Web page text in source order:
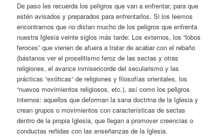
De paso les recuerda los peligros que van a enfrentar, para que
estén avisados y preparados para enfrentarlos. Si los leemos
encontramos que no distan mucho de los peligros que enfrenta
nuestra Iglesia veinte siglos más tarde: Los externos, los “lobos
feroces” que vienen de afuera a tratar de acabar con el rebaño
(bástanos ver el proselitismo feroz de las sectas y otras
religiones, el avance inmisericorde del secularismo y las
prácticas “exóticas” de religiones y filosofías orientales, los
“nuevos movimientos religiosos, etc.), así como los peligros
internos: aquellos que deforman la sana doctrina de la Iglesia y
crean grupos o movimientos con características de sectas
dentro de la propia Iglesia, que llegan a promover creencias o
conductas reñidas con las enseñanzas de la Iglesia.